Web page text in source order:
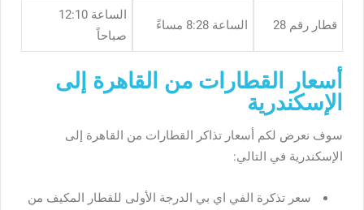
قطار رقم 28 الساعة 8:28 مساءً
الساعة 12:10
صباحاً
أسعار القطارات من القاهرة إلى
الإسكندرية
سوف نعرض لكم أسعار تذاكر القطارات من القاهرة إلى
الإسكندرية في التالي:
سعر تذكرة الفي اي بي الدرجة الأولى للقطار المكيف من